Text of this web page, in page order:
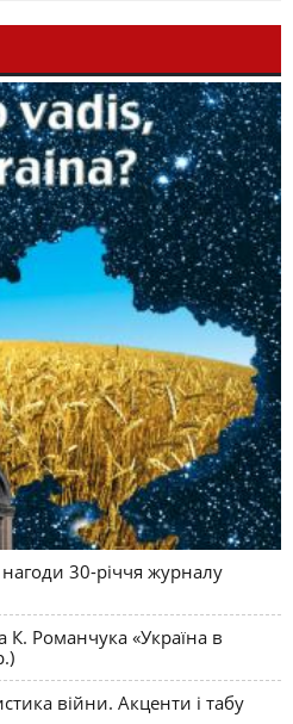
30-річчя журналу
К. Романчука «Україна в
війни. Акценти і табу